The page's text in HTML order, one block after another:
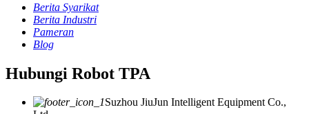
Berita Syarikat
Berita Industri
Pameran
Blog
Hubungi Robot TPA
Suzhou JiuJun Intelligent Equipment Co.,